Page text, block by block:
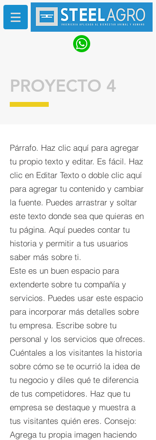
PROYECTO 4
Párrafo. Haz clic aquí para agregar
tu propio texto y editar. Es fácil. Haz
clic en Editar Texto o doble clic aquí
para agregar tu contenido y cambiar
la fuente. Puedes arrastrar y soltar
este texto donde sea que quieras en
tu página. Aquí puedes contar tu
historia y permitir a tus usuarios
saber más sobre ti.
Este es un buen espacio para
extenderte sobre tu compañía y
servicios. Puedes usar este espacio
para incorporar más detalles sobre
tu empresa. Escribe sobre tu
personal y los servicios que ofreces.
Cuéntales a los visitantes la historia
sobre cómo se te ocurrió la idea de
tu negocio y diles qué te diferencia
de tus competidores. Haz que tu
empresa se destaque y muestra a
tus visitantes quién eres. Consejo:
Agrega tu propia imagen haciendo